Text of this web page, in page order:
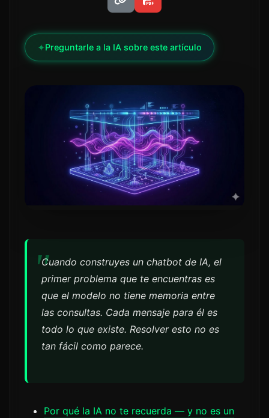
✦Preguntarle a la IA sobre este artículo
Cuando construyes un chatbot de IA, el
primer problema que te encuentras es
que el modelo no tiene memoria entre
las consultas. Cada mensaje para él es
todo lo que existe. Resolver esto no es
tan fácil como parece.
Por qué la IA no te recuerda — y no es un